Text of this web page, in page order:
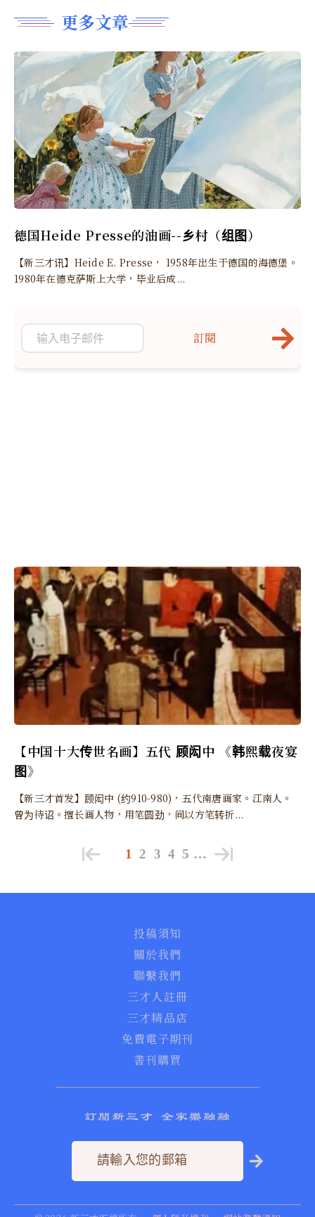
更多文章
德国Heide Presse的油画--乡村（组图）
【新三才讯】Heide E. Presse， 1958年出生于德国的海德堡。
1980年在德克萨斯上大学，毕业后成...
【中国十大传世名画】五代 顾闳中 《韩熙载夜宴
图》
【新三才首发】顾闳中 (约910-980)，五代南唐画家。江南人。
曾为待诏。擅长画人物，用笔圆劲，间以方笔转折...
訂閱
1 2 3 4 5 …
投稿須知
關於我們
聯繫我們
三才人註冊
三才精品店
免費電子期刊
書刊購買
訂閱新三才 全家樂融融